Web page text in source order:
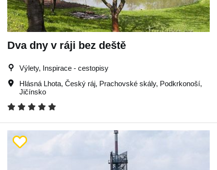
Dva dny v ráji bez deště
Výlety, Inspirace - cestopisy
Hlásná Lhota, Český ráj, Prachovské skály, Podkrkonoší,
Jičínsko